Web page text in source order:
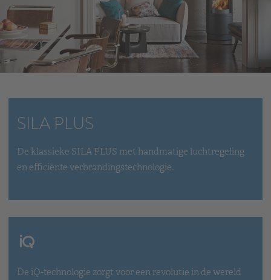
SILA PLUS
De klassieke SILA PLUS met handmatige luchtregeling
en efficiënte verbrandingstechnologie.
De iQ-technologie zorgt voor een revolutie in de wereld